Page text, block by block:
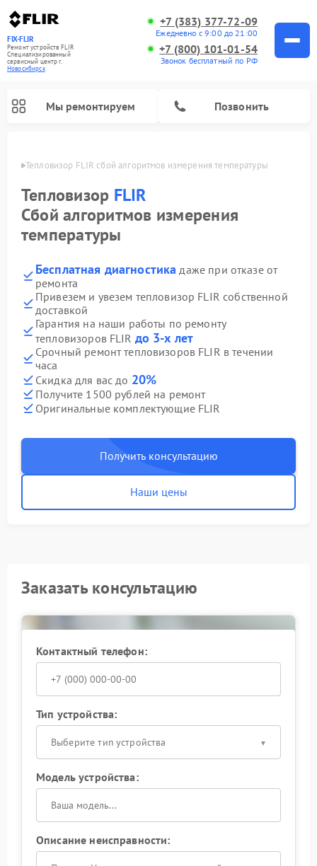
FIX-FLIR
Ремонт устройств FLIR
Специализированный
cервисный центр г.
Новосибирск
+7 (383) 377-72-09
Ежедневно с 9:00 до 21:00
+7 (800) 101-01-54
Звонок бесплатный по РФ
Мы ремонтируем Позвонить
Тепловизор FLIR сбой алгоритмов измерения температуры
Тепловизор FLIR
Сбой алгоритмов измерения
температуры
Бесплатная диагностика даже при отказе от
ремонта
Привезем и увезем тепловизор FLIR собственной
доставкой
Гарантия на наши работы по ремонту
тепловизоров FLIR до 3-х лет
Срочный ремонт тепловизоров FLIR в течении
часа
Скидка для вас до 20%
Получите 1500 рублей на ремонт
Оригинальные комплектующие FLIR
Получить консультацию
Наши цены
Заказать консультацию
Контактный телефон:
Тип устройства:
Выберите тип устройства
Модель устройства:
Описание неисправности: